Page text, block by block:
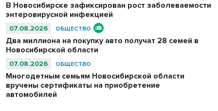
В Новосибирске зафиксирован рост заболеваемости
энтеровирусной инфекцией
07.08.2026 ОБЩЕСТВО
Два миллиона на покупку авто получат 28 семей в
Новосибирской области
07.08.2026 ОБЩЕСТВО
Многодетным семьям Новосибирской области
вручены сертификаты на приобретение
автомобилей